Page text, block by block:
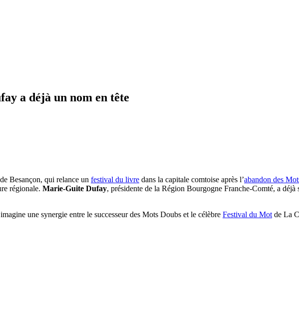
a déjà un nom en tête
Besançon, qui relance un festival du livre dans la capitale comtoise après l’abandon des
régionale. Marie-Guite Dufay, présidente de la Région Bourgogne Franche-Comté, a déjà
une synergie entre le successeur des Mots Doubs et le célèbre Festival du Mot de La